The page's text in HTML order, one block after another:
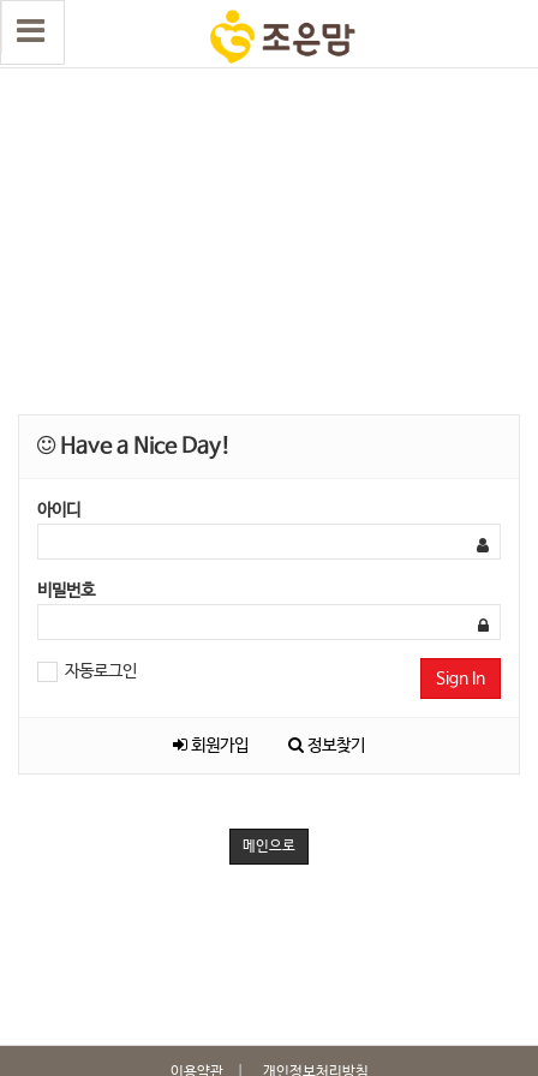
Have a Nice Day!
아이디
비밀번호
자동로그인 Sign In
회원가입 정보찾기
메인으로
이용약관 개인정보처리방침